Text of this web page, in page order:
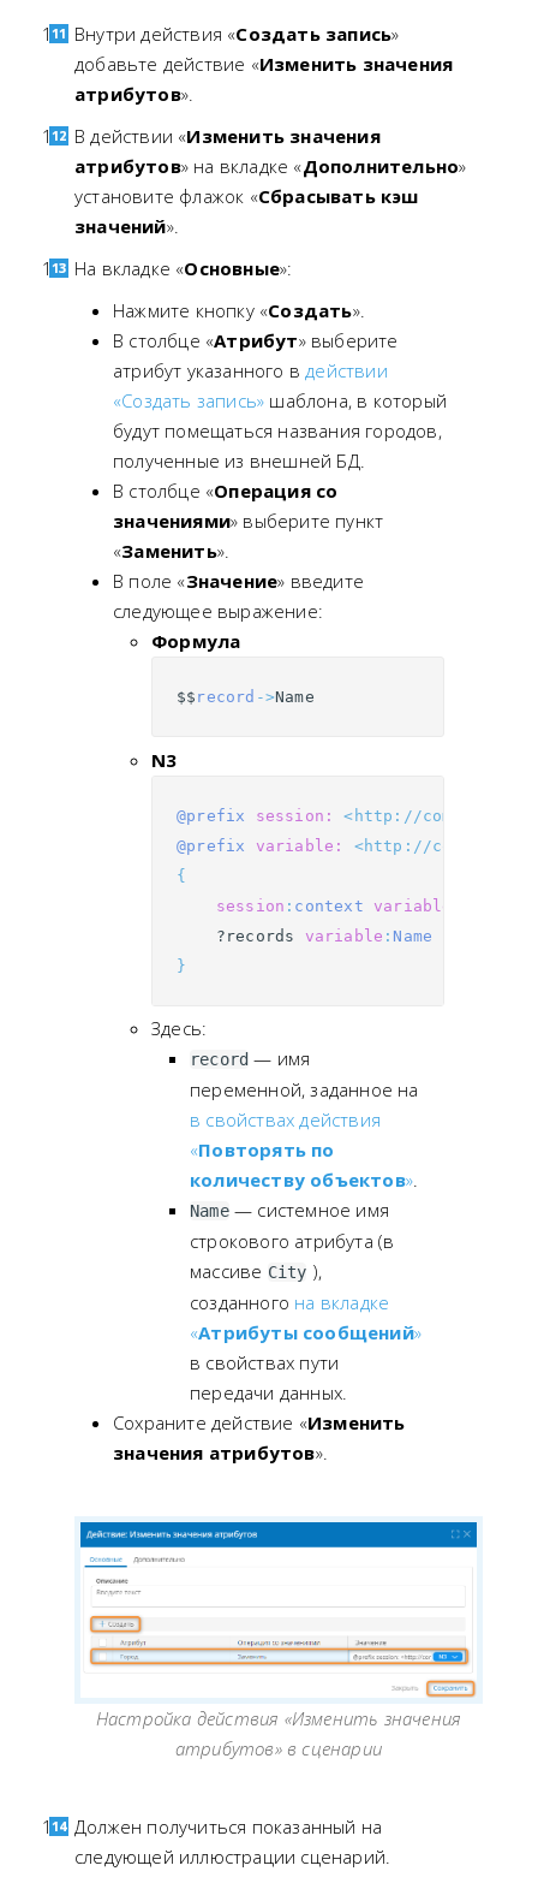
Внутри действия «Создать запись»
добавьте действие «Изменить значения
атрибутов».
В действии «Изменить значения
атрибутов» на вкладке «Дополнительно»
установите флажок «Сбрасывать кэш
значений».
На вкладке «Основные»:
Нажмите кнопку «Создать».
В столбце «Атрибут» выберите
атрибут указанного вдействии
«Создать запись» шаблона, в который
будут помещаться названия городов,
полученные из внешней БД.
В столбце «Операция со
значениями» выберите пункт
«Заменить».
В поле «Значение» введите
следующее выражение:
Формула
$$ record ->Name
N3
@prefix session:
<http://
@prefix
variable:
<http://
{
session : context variable
?records
variable : Name
}
Здесь:
record — имя
переменной, заданное на
в свойствах действия
«Повторять по
количеству объектов».
Name— системное имя
строкового атрибута (в
массиве City ),
созданного на вкладке
«Атрибуты сообщений»
в свойствах пути
передачи данных.
Сохраните действие «Изменить
значения атрибутов».
Настройка действия «Изменить значения
атрибутов» в сценарии
Должен получиться показанный на
следующей иллюстрации сценарий.